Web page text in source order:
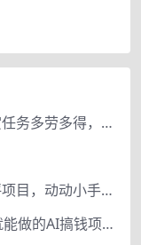
赏帮赚悬赏奖励到账200元，悬赏任务多劳多得，人人可做。
《188个赚钱项目-183》有驾车评项目，动动小手，复制粘贴赚44元！
上架2小时收入630+，只要有手就能做的AI搞钱项目，奶奶看完都能学会!